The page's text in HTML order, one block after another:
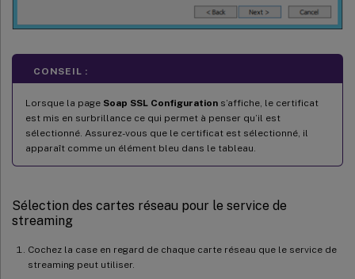
CONSEIL :
Lorsque la page Soap SSL Configuration s’affiche, le certificat
est mis en surbrillance ce qui permet à penser qu’il est
sélectionné. Assurez-vous que le certificat est sélectionné, il
apparaît comme un élément bleu dans le tableau.
Sélection des cartes réseau pour le service de
streaming
Cochez la case en regard de chaque carte réseau que le service de
streaming peut utiliser.